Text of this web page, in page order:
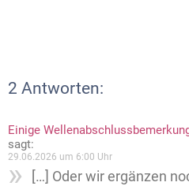
2 Antworten:
Einige
sagt:
29.06.2026 um 6:00 Uhr
[…] Oder wir ergänzen